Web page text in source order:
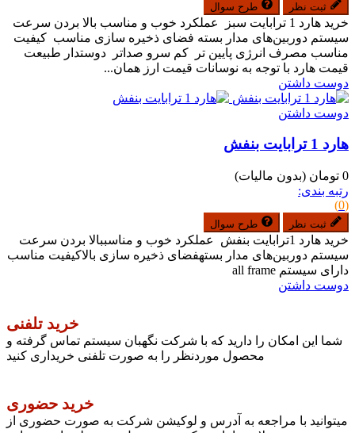
ثبت نظر طرح سوال
خرید هارد 1 ترابایت سبز عملکرد خوب و مناسب بالا بردن سرعت
سیستم دوربین‌های مدار بسته فضای ذخیره سازی مناسب کیفیت
مناسب مصرف انرژی پایین تر کم سرو صداتر دوستدار طبیعت
قیمت هارد با توجه به نوسانات قیمت ارز همان...
دوست داشتن
دوست داشتن
هارد 1 ترابایت بنفش
0 تومان
(بدون مالیات)
رتبه بندی:
(0)
ثبت نظر طرح سوال
خرید هارد 1ترابایت بنفش عملکرد خوب و مناسببالا بردن سرعت
سیستم دوربین‌های مدار بستهفضای ذخیره سازی بالاکیفیت مناسب
دارای سیستم all frame
دوست داشتن
خرید تلفنی
شما این امکان را دارید که با شرکت نگهبان سیستم تماس گرفته و
محصول موردنظر را به صورت تلفنی خریداری کنید
خرید حضوری
میتوانید با مراجعه به آدرس و لوکیشن شرکت به صورت حضوری از